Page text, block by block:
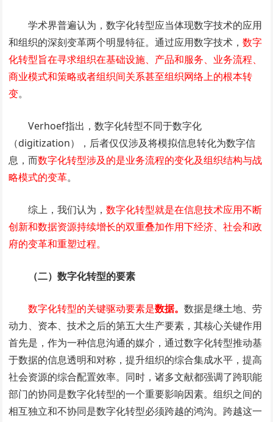
学术界普遍认为，数字化转型应当体现数字技术的应用
和组织的深刻变革两个明显特征。通过应用数字技术，数字
化转型旨在寻求组织在基础设施、产品和服务、业务流程、
商业模式和策略或者组织间关系甚至组织网络上的根本转
变。
Verhoef指出，数字化转型不同于数字化
（digitization），后者仅仅涉及将模拟信息转化为数字信
息，而数字化转型涉及的是业务流程的变化及组织结构与战
略模式的变革。
综上，我们认为，数字化转型就是在信息技术应用不断
创新和数据资源持续增长的双重叠加作用下经济、社会和政
府的变革和重塑过程。
（二）数字化转型的要素
数字化转型的关键驱动要素是数据。数据是继土地、劳
动力、资本、技术之后的第五大生产要素，其核心关键作用
首先是，作为一种信息沟通的媒介，通过数字化转型推动基
于数据的信息透明和对称，提升组织的综合集成水平，提高
社会资源的综合配置效率。同时，诸多文献都强调了跨职能
部门的协同是数字化转型的一个重要影响因素。组织之间的
相互独立和不协同是数字化转型必须跨越的鸿沟。跨越这一